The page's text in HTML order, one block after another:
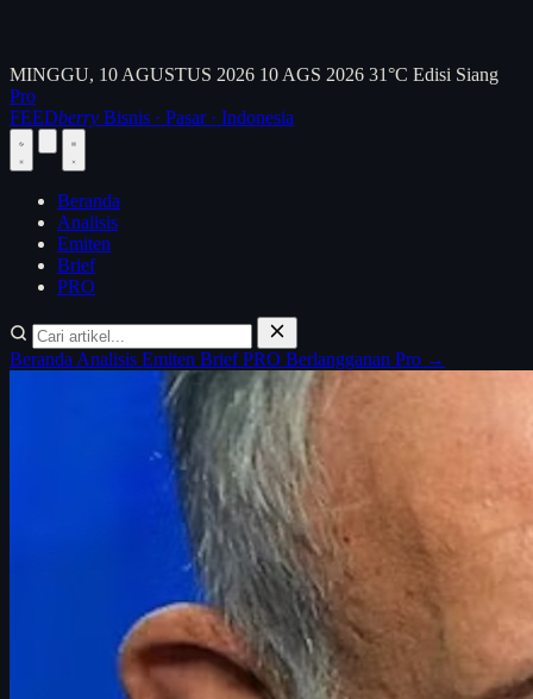
MINGGU, 10 AGUSTUS 2026 10 AGS 2026 31°C Edisi Siang
Pro
FEEDberry Bisnis · Pasar · Indonesia
Beranda
Analisis
Emiten
Brief
PRO
Beranda Analisis Emiten BriefPRO Berlangganan Pro →